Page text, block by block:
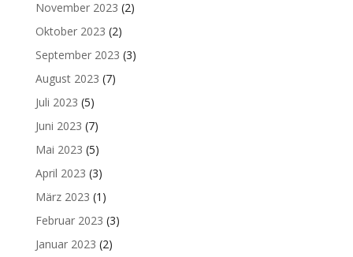
November 2023 (2)
Oktober 2023 (2)
September 2023 (3)
August 2023 (7)
Juli 2023 (5)
Juni 2023 (7)
Mai 2023 (5)
April 2023 (3)
März 2023 (1)
Februar 2023 (3)
Januar 2023 (2)